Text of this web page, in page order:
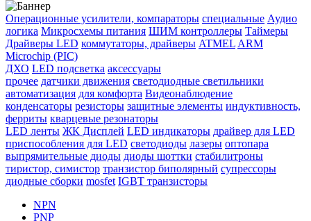
Операционные усилители, компараторы специальные Аудио
логика Микросхемы питания ШИМ контроллеры Таймеры
Драйверы LED коммутаторы, драйверы ATMEL ARM
Microchip (PIC)
ДХО LED подсветка аксессуары
прочее датчики движения светодиодные светильники
автоматизация для комфорта Видеонаблюдение
конденсаторы резисторы защитные элементы индуктивность,
ферриты кварцевые резонаторы
LED ленты ЖК Дисплей LED индикаторы драйвер для LED
приспособления для LED светодиоды лазеры оптопара
выпрямительные диоды диоды шоттки стабилитроны
тиристор, симистор транзистор биполярный супрессоры
диодные сборки mosfet IGBT транзисторы
NPN
PNP